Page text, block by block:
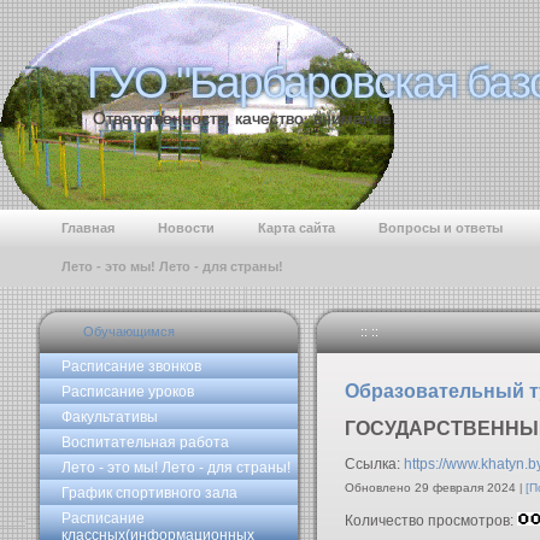
ГУО "Барбаровская
ГУО "Барбаровская
Ответственность, качество, внимание.
Главная Новости Карта сайта Вопросы и ответы
Лето - это мы! Лето - для страны!
Обучающимся
Расписание звонков
Расписание уроков
Факультативы
Воспитательная работа
Лето - это мы! Лето - для страны!
График спортивного зала
Расписание
классных(информационных
:: ::
Образовательный
Ссылка: https://
Обновлено 29 февраля 2024
Количество просмотров: